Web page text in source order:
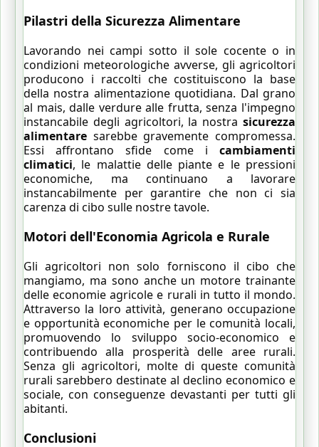
Pilastri della Sicurezza Alimentare
Lavorando nei campi sotto il sole cocente o in
condizioni meteorologiche avverse, gli agricoltori
producono i raccolti che costituiscono la base
della nostra alimentazione quotidiana. Dal grano
al mais, dalle verdure alle frutta, senza l'impegno
instancabile degli agricoltori, la nostra sicurezza
alimentare sarebbe gravemente compromessa.
Essi affrontano sfide come i cambiamenti
climatici, le malattie delle piante e le pressioni
economiche, ma continuano a lavorare
instancabilmente per garantire che non ci sia
carenza di cibo sulle nostre tavole.
Motori dell'Economia Agricola e Rurale
Gli agricoltori non solo forniscono il cibo che
mangiamo, ma sono anche un motore trainante
delle economie agricole e rurali in tutto il mondo.
Attraverso la loro attività, generano occupazione
e opportunità economiche per le comunità locali,
promuovendo lo sviluppo socio-economico e
contribuendo alla prosperità delle aree rurali.
Senza gli agricoltori, molte di queste comunità
rurali sarebbero destinate al declino economico e
sociale, con conseguenze devastanti per tutti gli
abitanti.
Conclusioni